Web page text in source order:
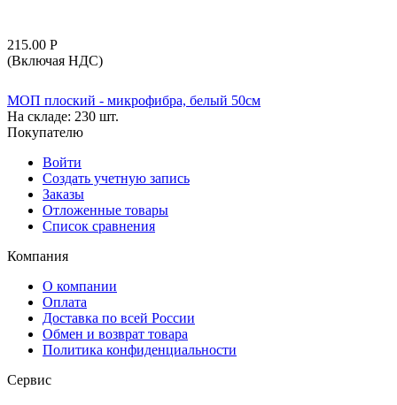
215.00 Р
(Включая НДС)
МОП плоский - микрофибра, белый 50см
На складе: 230 шт.
Покупателю
Войти
Создать учетную запись
Заказы
Отложенные товары
Список сравнения
Компания
О компании
Оплата
Доставка по всей России
Обмен и возврат товара
Политика конфиденциальности
Сервис